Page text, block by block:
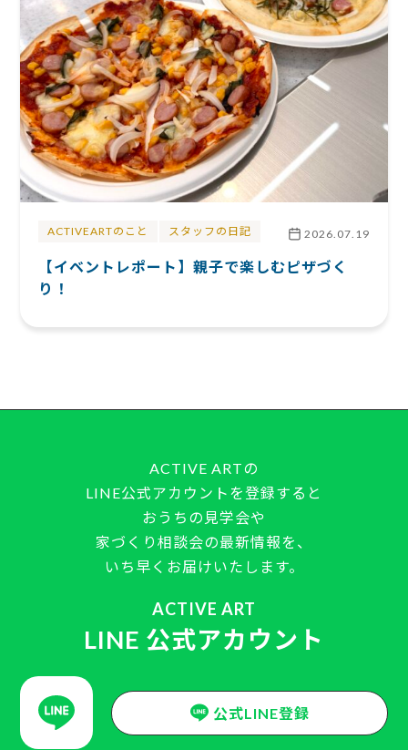
ACTIVEARTのこと スタッフの日記 2026.07.19
【イベントレポート】親子で楽しむピザづく
り！
ACTIVE ARTの
LINE公式アカウントを登録すると
おうちの見学会や
家づくり相談会の最新情報を、
いち早くお届けいたします。
ACTIVE ART
LINE 公式アカウント
公式LINE登録